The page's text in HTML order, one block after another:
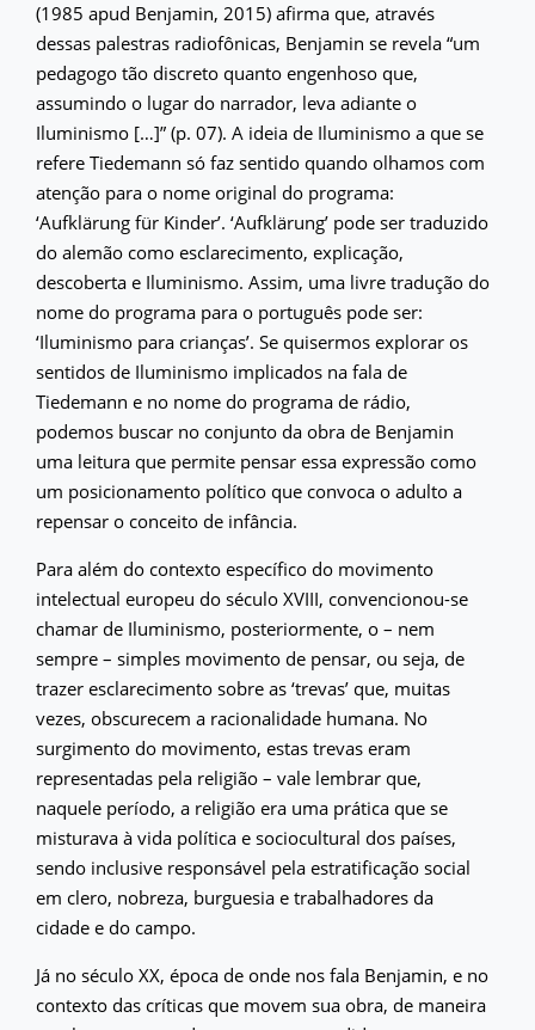
(1985 apud Benjamin, 2015) afirma que, através
dessas palestras radiofônicas, Benjamin se revela “um
pedagogo tão discreto quanto engenhoso que,
assumindo o lugar do narrador, leva adiante o
Iluminismo […]” (p. 07). A ideia de Iluminismo a que se
refere Tiedemann só faz sentido quando olhamos com
atenção para o nome original do programa:
‘Aufklärung für Kinder’. ‘Aufklärung’ pode ser traduzido
do alemão como esclarecimento, explicação,
descoberta e Iluminismo. Assim, uma livre tradução do
nome do programa para o português pode ser:
‘Iluminismo para crianças’. Se quisermos explorar os
sentidos de Iluminismo implicados na fala de
Tiedemann e no nome do programa de rádio,
podemos buscar no conjunto da obra de Benjamin
uma leitura que permite pensar essa expressão como
um posicionamento político que convoca o adulto a
repensar o conceito de infância.
Para além do contexto específico do movimento
intelectual europeu do século XVIII, convencionou-se
chamar de Iluminismo, posteriormente, o – nem
sempre – simples movimento de pensar, ou seja, de
trazer esclarecimento sobre as ‘trevas’ que, muitas
vezes, obscurecem a racionalidade humana. No
surgimento do movimento, estas trevas eram
representadas pela religião – vale lembrar que,
naquele período, a religião era uma prática que se
misturava à vida política e sociocultural dos países,
sendo inclusive responsável pela estratificação social
em clero, nobreza, burguesia e trabalhadores da
cidade e do campo.
Já no século XX, época de onde nos fala Benjamin, e no
contexto das críticas que movem sua obra, de maneira